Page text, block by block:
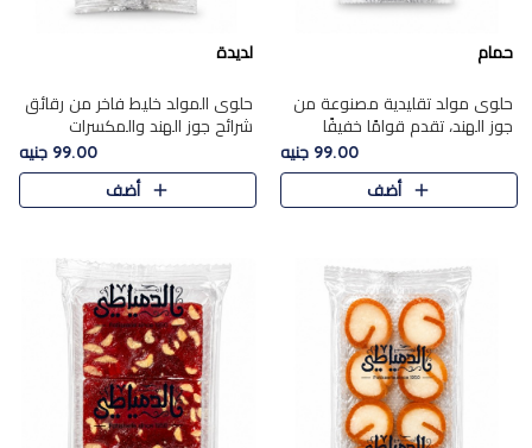
حمام
حلوى مولد تقليدية مصنوعة من
جوز الهند، تقدم قوامًا خفيفًا
ونكهة شرقية أصيلة تجسد روح
الـموسم الأعياد.
99.00 جنيه
أضف
لديدة
حلوى المولد خليط فاخر من رقائق
شرائح جوز الهند والمكسرات
المحمصة، متماسك بشراب حلاوة
الكراميل الخفيفة ليمنحك قرمشة
غنية ومذاقًا شرقيًا أصيلً..
99.00 جنيه
أضف